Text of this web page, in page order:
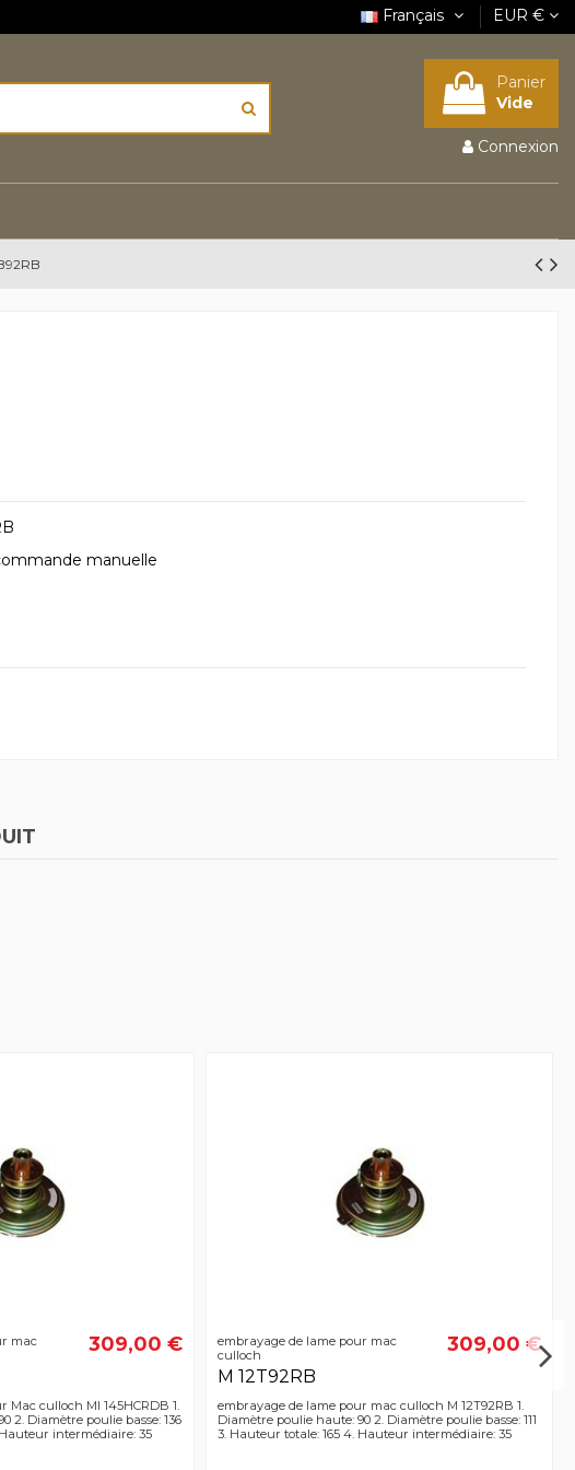
Français EUR €
Panier
Vide
Connexion
manuelle
mac
309,00 €
culloch MI 145HCRDB 1.
2. Diamètre poulie basse: 136
intermédiaire: 35
embrayage de lame pour mac
culloch
M 12T92RB
309,00 €
embrayage de lame pour mac culloch M 12T92RB 1.
Diamètre poulie haute: 90 2. Diamètre poulie basse: 111
3. Hauteur totale: 165 4. Hauteur intermédiaire: 35